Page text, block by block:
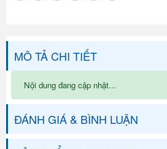
MÔ TẢ CHI TIẾT
Nội dung đang cập nhật...
ĐÁNH GIÁ & BÌNH LUẬN